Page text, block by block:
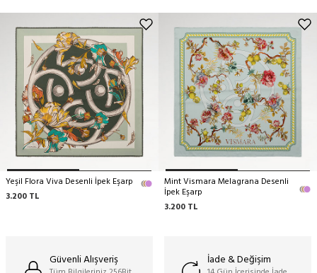
Sıkma yapılmaz.
Yeşil Flora Viva Desenli İpek Eşarp
3.200 TL
Mint Vismara Melagrana Desenli
İpek Eşarp
3.200 TL
Güvenli Alışveriş İade & Değişim